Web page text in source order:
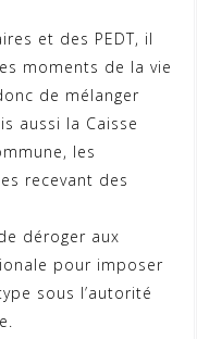
et des PEDT, il
moments de la vie
de mélanger
aussi la Caisse
les
recevant des
déroger aux
pour imposer
sous l’autorité